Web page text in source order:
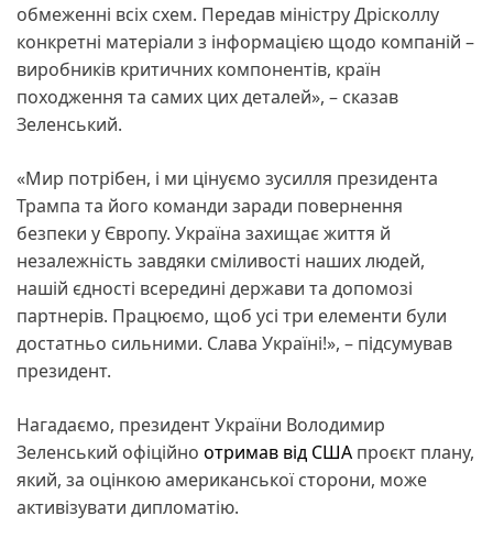
обмеженні всіх схем. Передав міністру Дрісколлу
конкретні матеріали з інформацією щодо компаній –
виробників критичних компонентів, країн
походження та самих цих деталей», – сказав
Зеленський.
«Мир потрібен, і ми цінуємо зусилля президента
Трампа та його команди заради повернення
безпеки у Європу. Україна захищає життя й
незалежність завдяки сміливості наших людей,
нашій єдності всередині держави та допомозі
партнерів. Працюємо, щоб усі три елементи були
достатньо сильними. Слава Україні!», – підсумував
президент.
Нагадаємо, президент України Володимир
Зеленський офіційно отримав від США проєкт плану,
який, за оцінкою американської сторони, може
активізувати дипломатію.